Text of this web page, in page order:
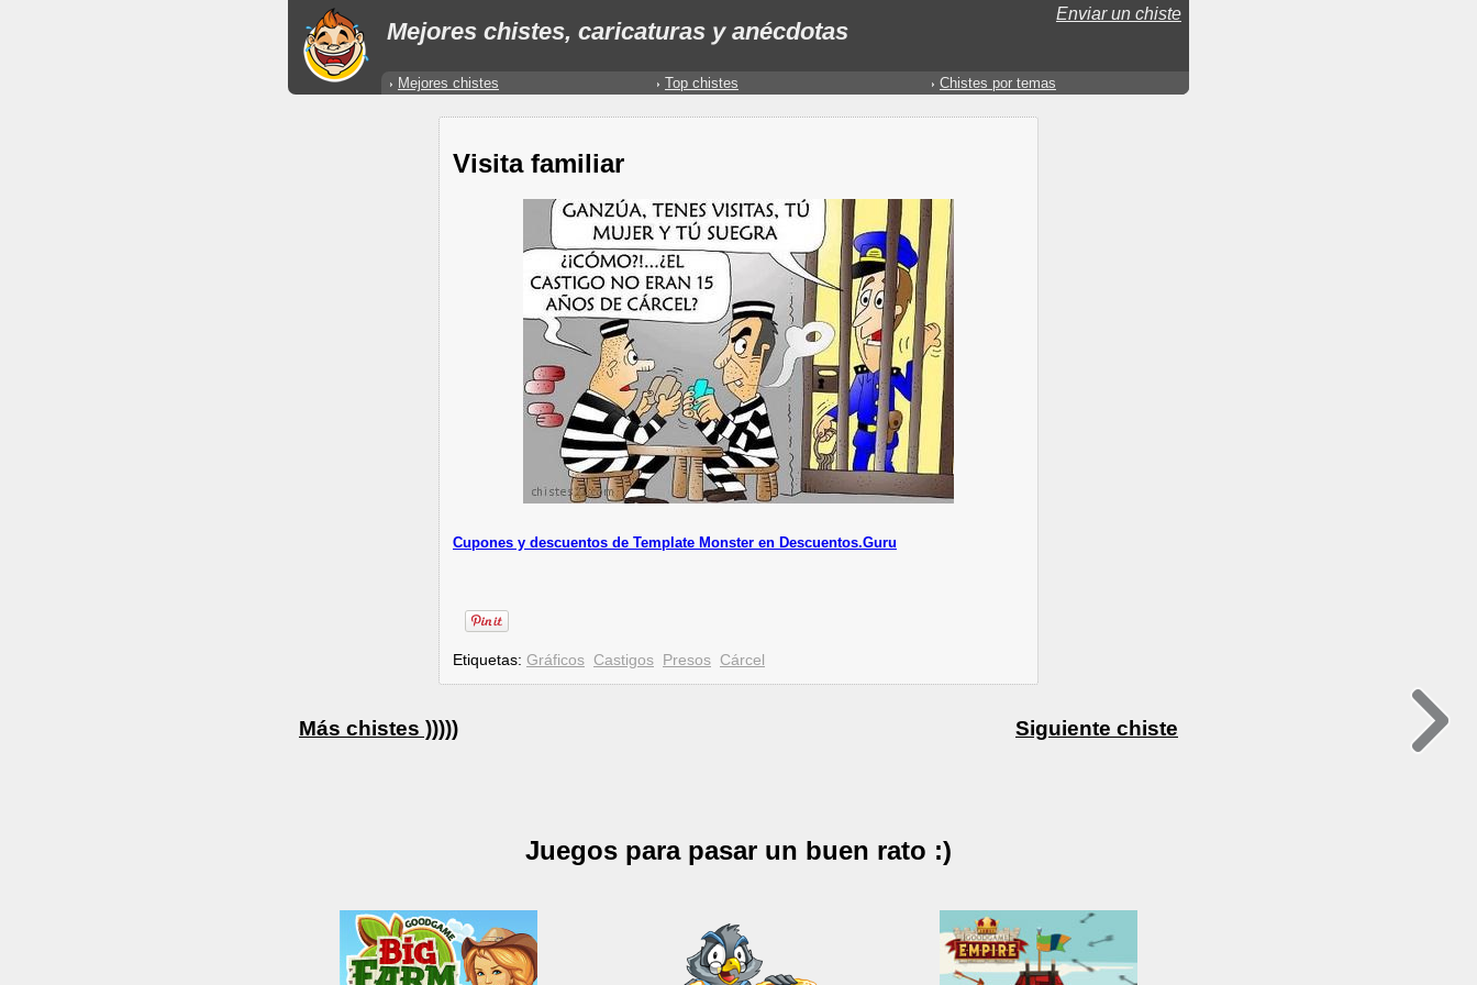
Mejores chistes, caricaturas y anécdotas
Enviar un chiste
Mejores chistes Top chistes Chistes por temas
Visita familiar
Cupones y descuentos de Template Monster en Descuentos.Guru
Etiquetas: Gráficos Castigos Presos Cárcel
Más chistes ))))) Siguiente chiste
Juegos para pasar un buen rato :)